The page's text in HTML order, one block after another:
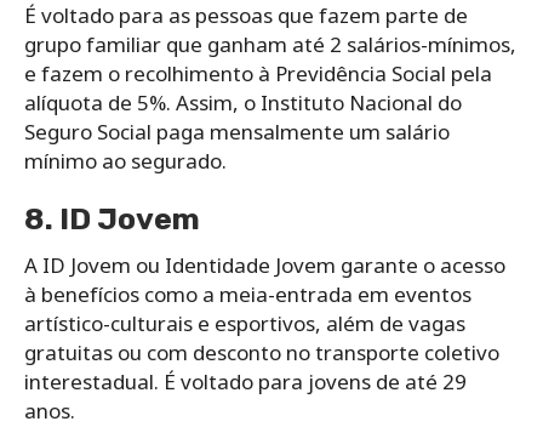
É voltado para as pessoas que fazem parte de
grupo familiar que ganham até 2 salários-mínimos,
e fazem o recolhimento à Previdência Social pela
alíquota de 5%. Assim, o Instituto Nacional do
Seguro Social paga mensalmente um salário
mínimo ao segurado.
8. ID Jovem
A ID Jovem ou Identidade Jovem garante o acesso
à benefícios como a meia-entrada em eventos
artístico-culturais e esportivos, além de vagas
gratuitas ou com desconto no transporte coletivo
interestadual. É voltado para jovens de até 29
anos.